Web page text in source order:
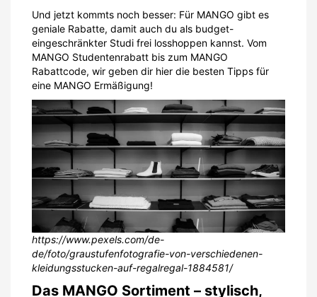
Und jetzt kommts noch besser: Für MANGO gibt es
geniale Rabatte, damit auch du als budget-
eingeschränkter Studi frei losshoppen kannst. Vom
MANGO Studentenrabatt bis zum MANGO
Rabattcode, wir geben dir hier die besten Tipps für
eine MANGO Ermäßigung!
https://www.pexels.com/de-
de/foto/graustufenfotografie-von-verschiedenen-
kleidungsstucken-auf-regalregal-1884581/
Das MANGO Sortiment – stylisch,